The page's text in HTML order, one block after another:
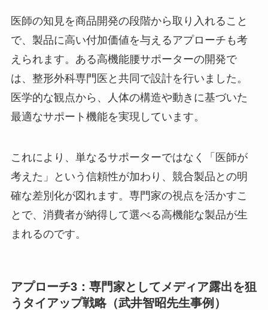
医師の知見を商品開発の段階から取り入れること
で、製品に高い付加価値を与えるアプローチも考
えられます。ある高機能腰サポーターの開発で
は、整形外科専門医と共同で設計を行いました。
医学的な観点から、人体の構造や動きに基づいた
最適なサポート機能を実現しています。
これにより、単なるサポーターではなく「医師が
考えた」という信頼性が加わり、競合製品との明
確な差別化が図れます。専門家の視点を活かすこ
とで、消費者が納得して選べる高機能な製品が生
まれるのです。
アプローチ3：専門家としてメディア露出を狙
うタイアップ戦略（武井智昭先生事例）